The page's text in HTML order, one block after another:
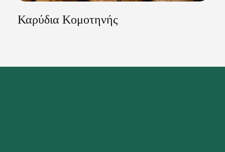
Καρύδια Κομοτηνής